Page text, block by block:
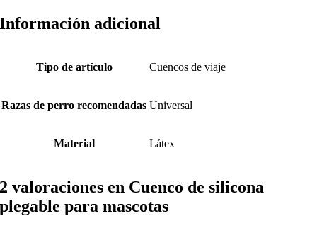
Información adicional
Tipo de artículo Cuencos de viaje
Razas de perro recomendadas Universal
Material Látex
2 valoraciones en Cuenco de silicona
plegable para mascotas